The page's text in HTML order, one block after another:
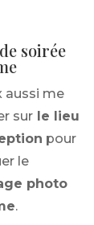
soirée
aussi me
sur le lieu
pour
le
photo
.